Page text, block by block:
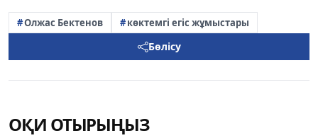
Олжас Бектенов көктемгі егіс жұмыстары
Бөлісу
ОҚИ ОТЫРЫҢЫЗ